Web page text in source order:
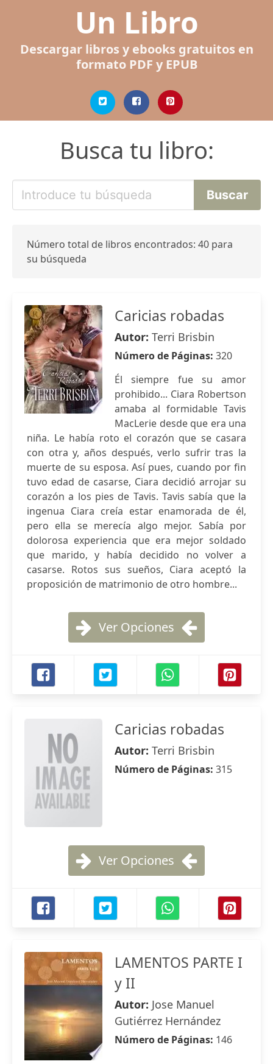
Un Libro
Descargar libros y ebooks gratuitos en
formato PDF y EPUB
Busca tu libro:
Número total de libros encontrados: 40 para
su búsqueda
Caricias robadas
Autor: Terri Brisbin
Número de Páginas: 320
Él siempre fue su amor
prohibido... Ciara Robertson
amaba al formidable Tavis
MacLerie desde que era una
niña. Le había roto el corazón que se casara
con otra y, años después, verlo sufrir tras la
muerte de su esposa. Así pues, cuando por fin
tuvo edad de casarse, Ciara decidió arrojar su
corazón a los pies de Tavis. Tavis sabía que la
ingenua Ciara creía estar enamorada de él,
pero ella se merecía algo mejor. Sabía por
dolorosa experiencia que era mejor soldado
que marido, y había decidido no volver a
casarse. Rotos sus sueños, Ciara aceptó la
proposición de matrimonio de otro hombre...
Ver Opciones
Caricias robadas
Autor: Terri Brisbin
Número de Páginas: 315
Ver Opciones
LAMENTOS PARTE I
y II
Autor: Jose Manuel
Gutiérrez Hernández
Número de Páginas: 146